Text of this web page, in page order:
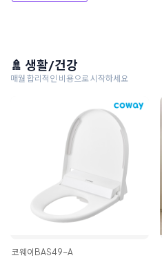
🚿 생활/건강
매월 합리적인 비용으로 시작하세요
코웨이 BAS49-A